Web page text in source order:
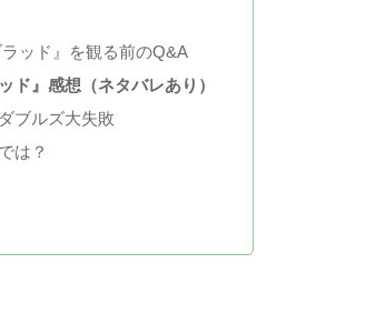
ッド』を観る前のQ&A
ド』感想（ネタバレあり）
ブルズ大失敗
は？